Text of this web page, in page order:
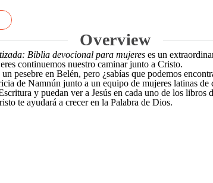
Overview
Biblia devocional para mujereses un
continuemos nuestro caminar junto a Cristo.
pesebre en Belén, pero ¿sabías que podemos
de Namnún junto a un equipo de mujeres latinas
y puedan ver a Jesús en cada uno de los
te ayudará a crecer en la Palabra de Dios.